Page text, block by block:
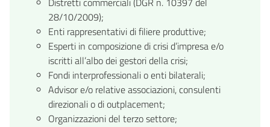
28/10/2009);
Enti rappresentativi di filiere produttive;
Esperti in composizione di crisi d’impresa e/o
iscritti all’albo dei gestori della crisi;
Fondi interprofessionali o enti bilaterali;
Advisor e/o relative associazioni, consulenti
direzionali o di outplacement;
Organizzazioni del terzo settore;